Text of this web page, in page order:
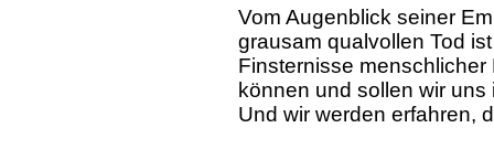
Vom Augenblick seiner
grausam qualvollen Tod
Finsternisse
können und sollen wir
Und wir werden erfahren,